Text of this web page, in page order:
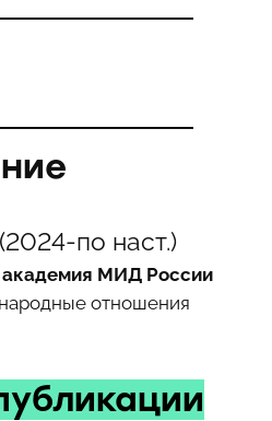
(2024-по наст.)
академия МИД России
отношения